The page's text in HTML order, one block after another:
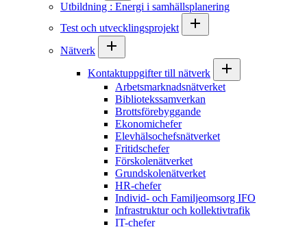
Utbildning : Energi i samhällsplanering
Test och utvecklingsprojekt
Nätverk
Kontaktuppgifter till nätverk
Arbetsmarknadsnätverket
Bibliotekssamverkan
Brottsförebyggande
Ekonomichefer
Elevhälsochefsnätverket
Fritidschefer
Förskolenätverket
Grundskolenätverket
HR-chefer
Individ- och Familjeomsorg IFO
Infrastruktur och kollektivtrafik
IT-chefer